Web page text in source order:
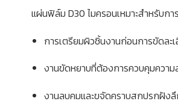
แผ่นฟิล์ม D30 ไมครอนเหมาะสำหรับก
การเตรียมผิวชิ้นงานก่อนการขัดละ
งานขัดหยาบที่ต้องการควบคุมความ
งานลบคมและขจัดคราบสกปรกฝัง